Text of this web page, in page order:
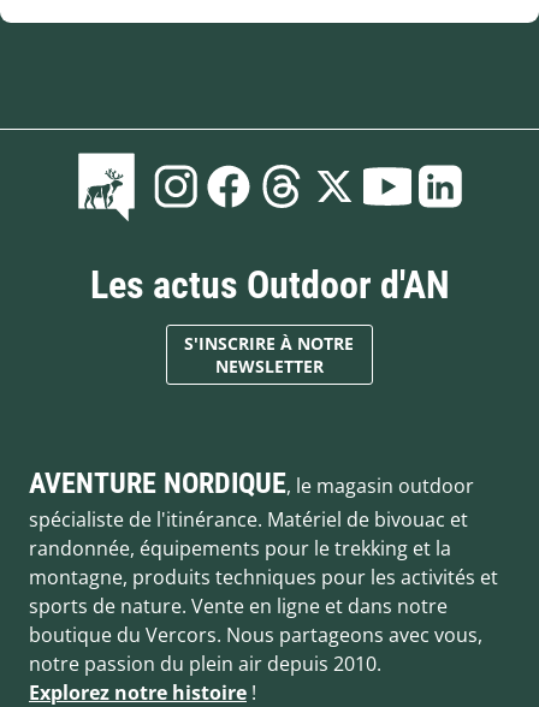
Les actus Outdoor d'AN
S'INSCRIRE À NOTRE
NEWSLETTER
AVENTURE NORDIQUE, le magasin outdoor
spécialiste de l'itinérance. Matériel de bivouac et
randonnée, équipements pour le trekking et la
montagne, produits techniques pour les activités et
sports de nature. Vente en ligne et dans notre
boutique du Vercors. Nous partageons avec vous,
notre passion du plein air depuis 2010.
Explorez notre histoire !